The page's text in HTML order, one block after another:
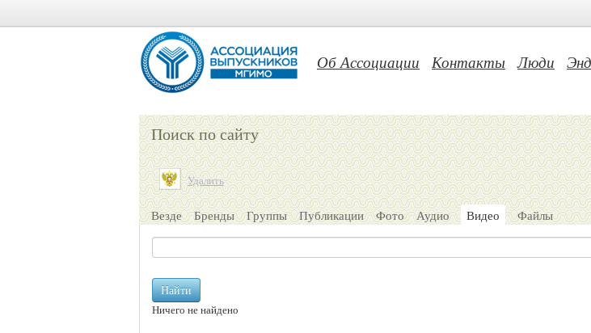
Об Ассоциации Контакты Люди
Поиск по сайту
Удалить
Везде Бренды Группы Публикации Фото Аудио Видео Файлы
Найти
Ничего не найдено